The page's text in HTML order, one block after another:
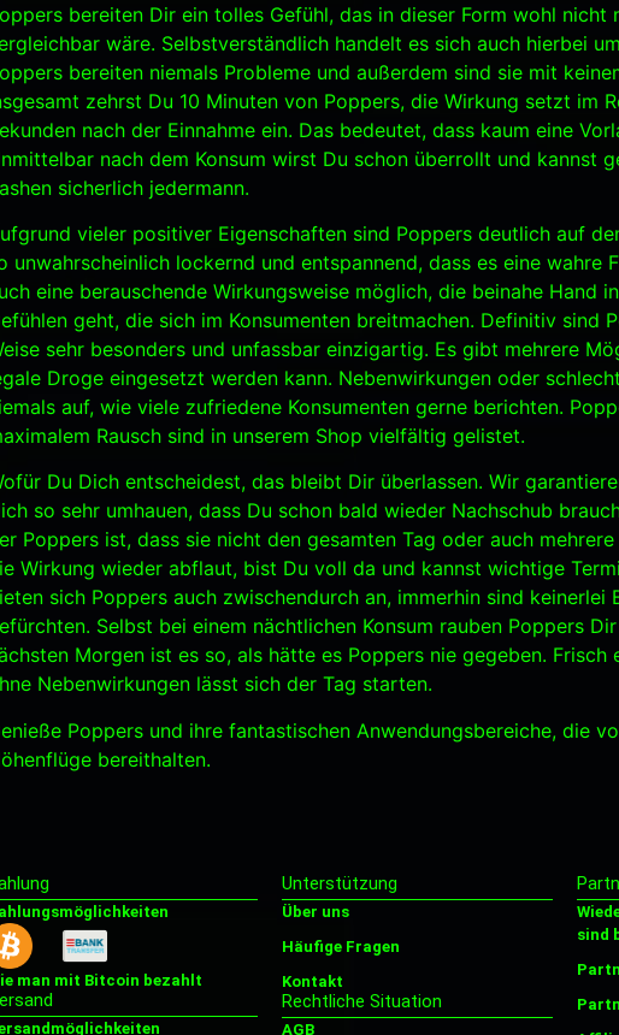
bereiten Dir ein tolles Gefühl, das in dieser Form wohl nicht
wäre. Selbstverständlich handelt es sich auch hierbei
bereiten niemals Probleme und außerdem sind sie mit
zehrst Du 10 Minuten von Poppers, die Wirkung setzt im
nach der Einnahme ein. Das bedeutet, dass kaum eine
nach dem Konsum wirst Du schon überrollt und kannst
sicherlich jedermann.
vieler positiver Eigenschaften sind Poppers deutlich auf
unwahrscheinlich lockernd und entspannend, dass es eine wahre
eine berauschende Wirkungsweise möglich, die beinahe Hand
geht, die sich im Konsumenten breitmachen. Definitiv sind
sehr besonders und unfassbar einzigartig. Es gibt mehrere
Droge eingesetzt werden kann. Nebenwirkungen oder
auf, wie viele zufriedene Konsumenten gerne berichten.
Rausch sind in unserem Shop vielfältig gelistet.
Du Dich entscheidest, das bleibt Dir überlassen. Wir
so sehr umhauen, dass Du schon bald wieder Nachschub
Poppers ist, dass sie nicht den gesamten Tag oder auch
Wirkung wieder abflaut, bist Du voll da und kannst wichtige
sich Poppers auch zwischendurch an, immerhin sind keinerlei
Selbst bei einem nächtlichen Konsum rauben Poppers
Morgen ist es so, als hätte es Poppers nie gegeben.
Nebenwirkungen lässt sich der Tag starten.
Poppers und ihre fantastischen Anwendungsbereiche, die
bereithalten.
man mit Bitcoin bezahlt
Unterstützung
Über uns
Häufige Fragen
Kontakt
Rechtliche Situation
AGB
sind